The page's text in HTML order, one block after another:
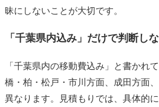
昧にしないことが大切です。
「千葉県内込み」だけで判断し
「千葉県内の移動費込み」と書かれ
橋・柏・松戸・市川方面、成田方面
異なります。見積もりでは、具体的